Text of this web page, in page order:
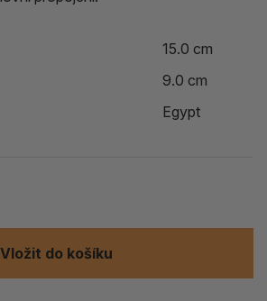
15.0 cm
9.0 cm
Egypt
Vložit do košíku